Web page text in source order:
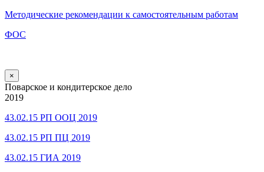
Методические рекомендации к самостоятельным работам
ФОС
×
Поварское и кондитерское дело
2019
43.02.15 РП ООЦ 2019
43.02.15 РП ПЦ 2019
43.02.15 ГИА 2019